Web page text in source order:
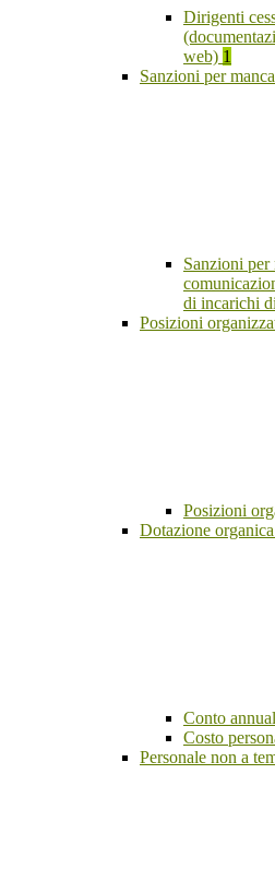
Dirigenti
web) 1
Sanzioni per
Sanzioni per
di incarichi
Posizioni
Posizioni
Dotazione organica
Conto
Costo
Personale non a